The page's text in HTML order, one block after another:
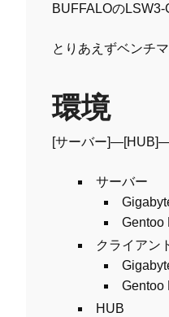
BUFFALOのLSW3-
とりあえずベンチマ
環境
[サーバー
サーバー
Gentoo
クライアン
Gentoo
HUB